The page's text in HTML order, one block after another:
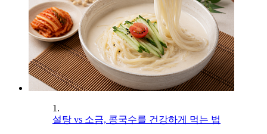
1.
설탕 vs 소금, 콩국수를 건강하게 먹는 법